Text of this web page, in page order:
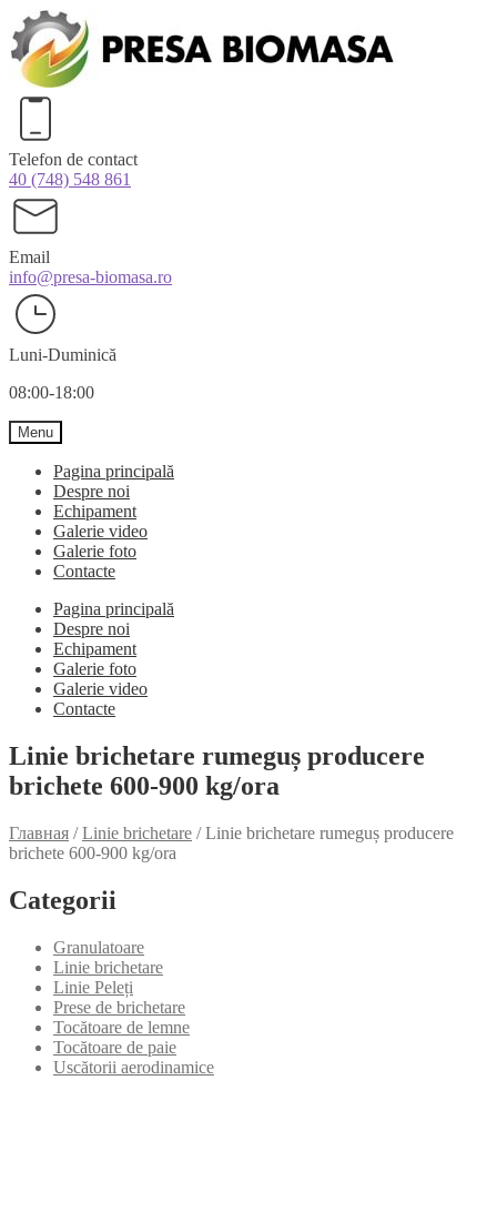
Перейти
к
навигации
Перейти
к
содержимому
Telefon de contact
40 (748) 548 861
Email
info@presa-biomasa.ro
Luni-Duminică
08:00-18:00
Menu
Pagina principală
Despre noi
Echipament
Galerie video
Galerie foto
Contacte
Pagina principală
Despre noi
Echipament
Galerie foto
Galerie video
Contacte
Linie brichetare rumeguș producere
brichete 600-900 kg/ora
Главная /Linie brichetare /Linie brichetare rumeguș producere
brichete 600-900 kg/ora
Categorii
Granulatoare
Linie brichetare
Linie Peleți
Prese de brichetare
Tocătoare de lemne
Tocătoare de paie
Uscătorii aerodinamice